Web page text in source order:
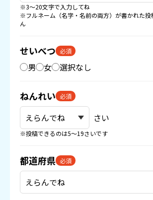
※3〜20文字で入力してね
※フルネーム（名字・名前の両方）が書かれた投
ん
せいべつ 必須
男 女 選択なし
ねんれい 必須
さい
※投稿できるのは5〜19さいです
都道府県 必須